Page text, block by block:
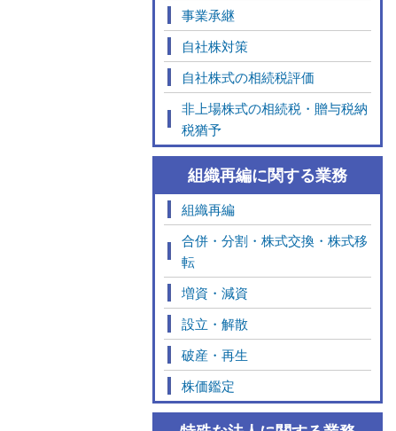
事業承継
自社株対策
自社株式の相続税評価
非上場株式の相続税・贈与税納
税猶予
組織再編に関する業務
組織再編
合併・分割・株式交換・株式移
転
増資・減資
設立・解散
破産・再生
株価鑑定